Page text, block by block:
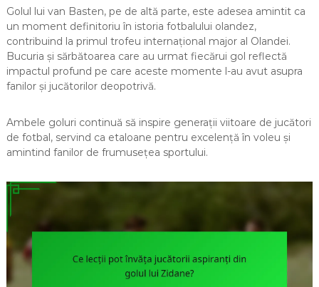
Golul lui van Basten, pe de altă parte, este adesea amintit ca
un moment definitoriu în istoria fotbalului olandez,
contribuind la primul trofeu internațional major al Olandei.
Bucuria și sărbătoarea care au urmat fiecărui gol reflectă
impactul profund pe care aceste momente l-au avut asupra
fanilor și jucătorilor deopotrivă.
Ambele goluri continuă să inspire generații viitoare de jucători
de fotbal, servind ca etaloane pentru excelență în voleu și
amintind fanilor de frumusețea sportului.